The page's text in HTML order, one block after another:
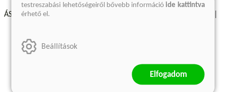
ÁSZF - Vásárlási feltételek
Szállítási információk
testreszabási lehetőségeiről bővebb információide kattintva
érhető el.
Beállítások
Elfogadom